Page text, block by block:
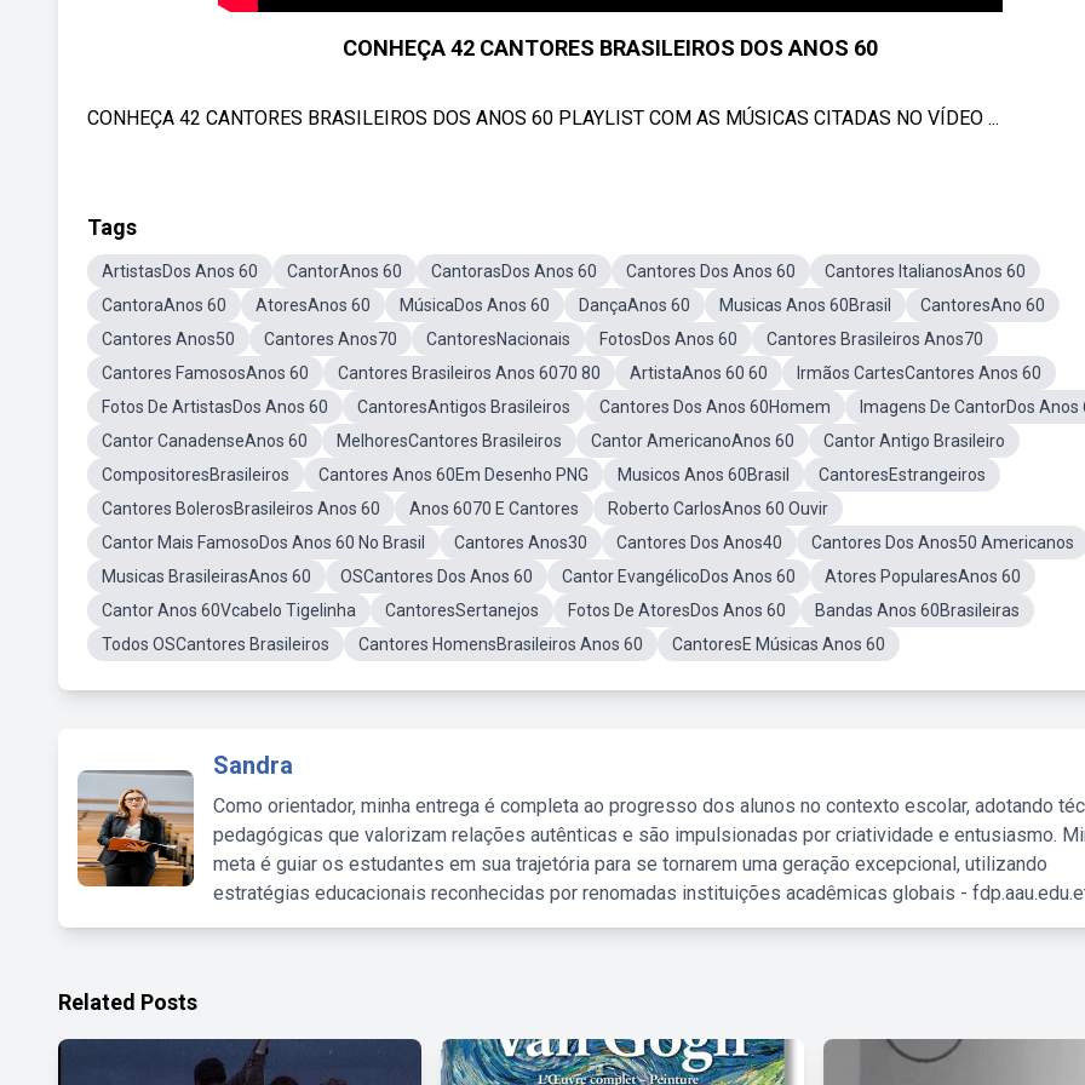
CONHEÇA 42 CANTORES BRASILEIROS DOS ANOS 60
CONHEÇA 42 CANTORES BRASILEIROS DOS ANOS 60 PLAYLIST COM AS MÚSICAS CITADAS NO VÍDEO ...
Tags
ArtistasDos Anos 60 CantorAnos 60 CantorasDos Anos 60 Cantores Dos Anos 60
Cantores ItalianosAnos 60
CantoraAnos 60
AtoresAnos 60 MúsicaDos Anos 60 DançaAnos 60 Musicas Anos 60Brasil
CantoresAno 60
Cantores Anos50
Cantores Anos70 CantoresNacionais FotosDos Anos 60
Cantores Brasileiros Anos70
Cantores FamososAnos 60
Cantores Brasileiros Anos 6070 80 ArtistaAnos 60 60
Irmãos CartesCantores Anos 60
Fotos De ArtistasDos Anos 60
CantoresAntigos Brasileiros Cantores Dos Anos 60Homem
Imagens De CantorDos Anos
Cantor CanadenseAnos 60
MelhoresCantores Brasileiros Cantor AmericanoAnos 60
Cantor Antigo Brasileiro
CompositoresBrasileiros
Cantores Anos 60Em Desenho PNG Musicos Anos 60Brasil
CantoresEstrangeiros
Cantores BolerosBrasileiros Anos 60
Anos 6070 E Cantores
Roberto CarlosAnos 60 Ouvir
Cantor Mais FamosoDos Anos 60 No Brasil
Cantores Anos30 Cantores Dos Anos40
Cantores Dos Anos50 Americanos
Musicas BrasileirasAnos 60
OSCantores Dos Anos 60 Cantor EvangélicoDos Anos 60
Atores PopularesAnos 60
Cantor Anos 60Vcabelo Tigelinha
CantoresSertanejos Fotos De AtoresDos Anos 60
Bandas Anos 60Brasileiras
Todos OSCantores Brasileiros
Cantores HomensBrasileiros Anos 60 CantoresE Músicas Anos 60
Sandra
Como orientador, minha entrega é completa ao progresso dos alunos no contexto escolar, adotando
pedagógicas que valorizam relações autênticas e são impulsionadas por criatividade e entusiasmo.
meta é guiar os estudantes em sua trajetória para se tornarem uma geração excepcional, utilizando
estratégias educacionais reconhecidas por renomadas instituições acadêmicas globais -
Related Posts